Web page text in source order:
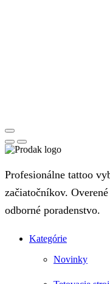
Profesionálne tattoo
začiatočníkov.
odborné poradenstvo.
Kategórie
Novinky